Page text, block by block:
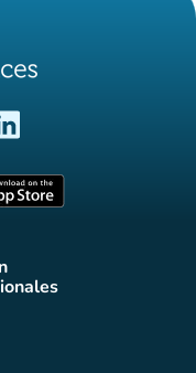
pestaña)pestaña)
pestaña)